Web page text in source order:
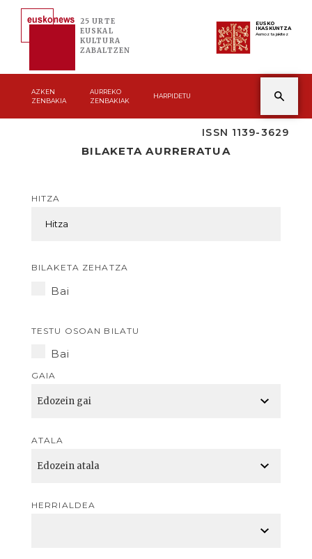
25 URTE
EUSKAL
KULTURA
ZABALTZEN
EUSKO
IKASKUNTZA
Asmoz ta jakitez
AZKEN
ZENBAKIA
AURREKO
ZENBAKIAK
HARPIDETU
ISSN 1139-3629
BILAKETA AURRERATUA
HITZA
BILAKETA ZEHATZA
Bai
TESTU OSOAN BILATU
Bai
GAIA
ATALA
HERRIALDEA